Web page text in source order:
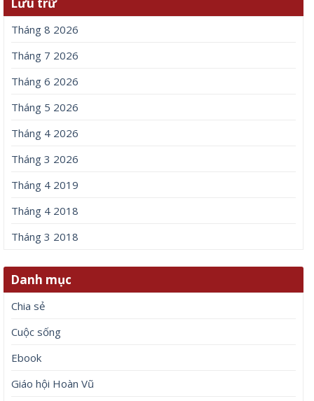
Tháng 8 2026
Tháng 7 2026
Tháng 6 2026
Tháng 5 2026
Tháng 4 2026
Tháng 3 2026
Tháng 4 2019
Tháng 4 2018
Tháng 3 2018
Danh mục
Chia sẻ
Cuộc sống
Ebook
Giáo hội Hoàn Vũ